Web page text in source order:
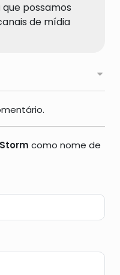
possamos
de mídia
Storm como nome de